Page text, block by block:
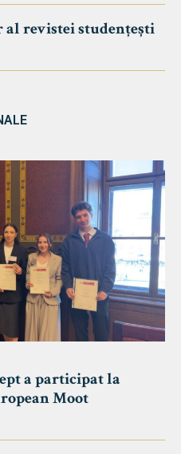
revistei studențești
a participat la
Moot